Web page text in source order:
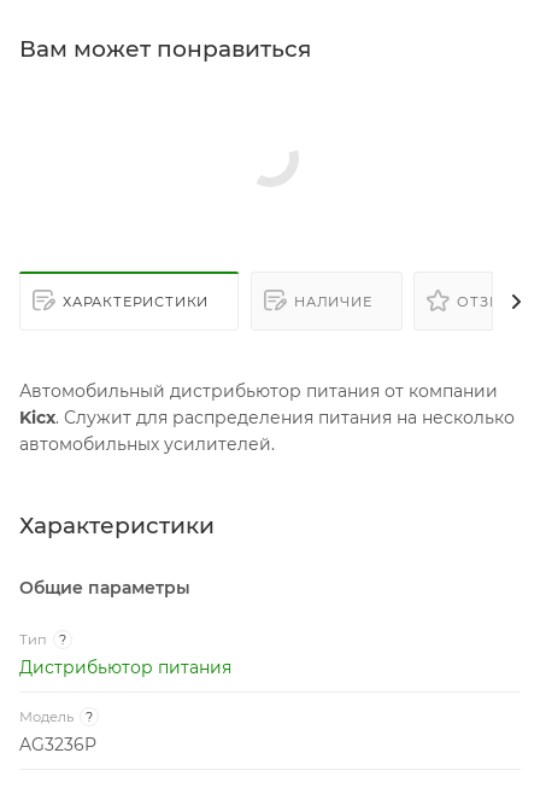
Вам может понравиться
ХАРАКТЕРИСТИКИ НАЛИЧИЕ ОТЗЫВЫ
Автомобильный дистрибьютор питания от компании
Kicx. Служит для распределения питания на несколько
автомобильных усилителей.
Характеристики
Общие параметры
Тип ?
Дистрибьютор питания
Модель ?
AG3236P